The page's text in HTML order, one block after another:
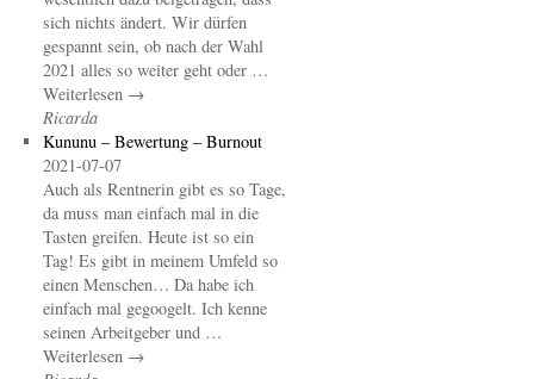
sich nichts ändert. Wir dürfen
gespannt sein, ob nach der Wahl
2021 alles so weiter geht oder …
Weiterlesen →
Ricarda
Kununu – Bewertung – Burnout
2021-07-07
Auch als Rentnerin gibt es so Tage,
da muss man einfach mal in die
Tasten greifen. Heute ist so ein
Tag! Es gibt in meinem Umfeld so
einen Menschen… Da habe ich
einfach mal gegoogelt. Ich kenne
seinen Arbeitgeber und …
Weiterlesen →